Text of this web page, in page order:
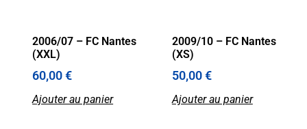
2006/07 – FC Nantes
(XXL)
60,00€
Ajouter au panier
2009/10 – FC Nantes
(XS)
50,00€
Ajouter au panier